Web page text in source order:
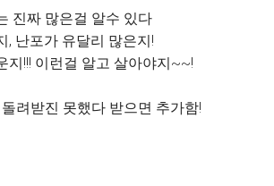
진짜 많은걸 알수 있다
, 난포가 유달리 많은지!
지!!! 이런걸 알고 살아야지~~!
려받진 못했다 받으면 추가함!